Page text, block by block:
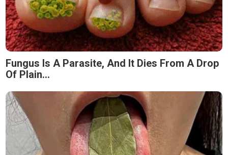
Fungus Is A Parasite, And It Dies From A Drop
Of Plain...